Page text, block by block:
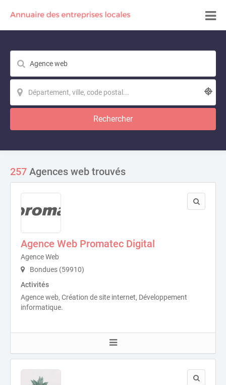
Rechercher
257 Agences web trouvés
Agence Web Promatec Digital
Agence Web
Bondues (59910)
Activités
Agence web, Création de site internet, Développement
informatique.